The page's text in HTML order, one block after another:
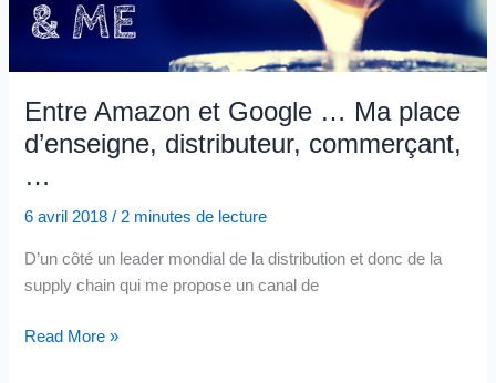
concurrence
amont?
Entre Amazon et Google … Ma place
d’enseigne, distributeur, commerçant,
…
6 avril 2018/ 2 minutes de lecture
D’un côté un leader mondial de la distribution et donc de la
supply chain qui me propose un canal de
Entre
Read More »